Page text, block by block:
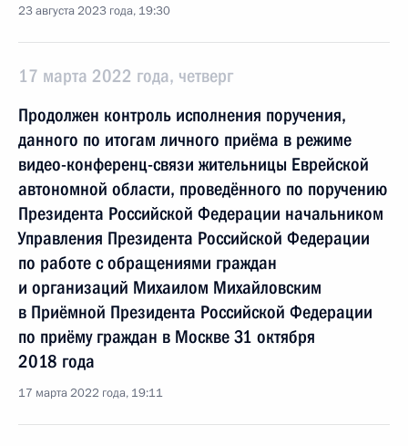
23 августа 2023 года, 19:30
17 марта 2022 года, четверг
Продолжен контроль исполнения поручения,
данного по итогам личного приёма в режиме
видео-конференц-связи жительницы Еврейской
автономной области, проведённого по поручению
Президента Российской Федерации начальником
Управления Президента Российской Федерации
по работе с обращениями граждан
и организаций Михаилом Михайловским
в Приёмной Президента Российской Федерации
по приёму граждан в Москве 31 октября
2018 года
17 марта 2022 года, 19:11